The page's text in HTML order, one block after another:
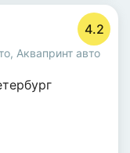
4.2
, Аквапринт авто